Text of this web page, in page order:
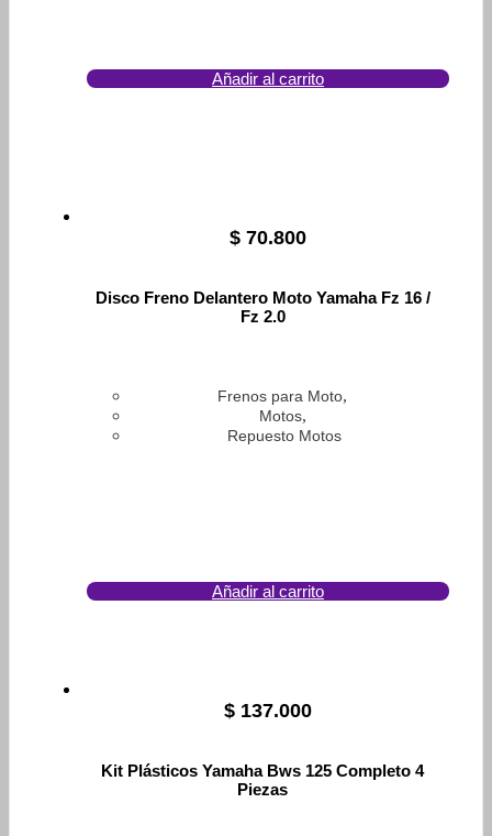
Añadir al carrito
$ 70.800
Disco Freno Delantero Moto Yamaha Fz 16 /
Fz 2.0
Frenos para Moto,
Motos,
Repuesto Motos
Añadir al carrito
$ 137.000
Kit Plásticos Yamaha Bws 125 Completo 4
Piezas